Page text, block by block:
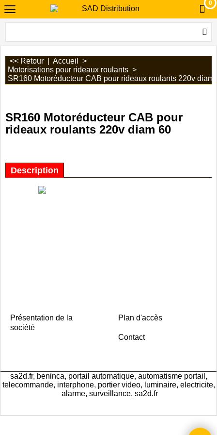
0
<< Retour Accueil
>
Motorisations pour rideaux roulants >
SR160 Motoréducteur CAB pour rideaux roulants 220v diam
SR160 Motoréducteur CAB pour
rideaux roulants 220v diam 60
Description
Présentation de la
société
Plan d'accès
Contact
sa2d.fr, beninca, portail automatique, automatisme portail,
telecommande, interphone, portier video, luminaire, electricite,
alarme, surveillance, sa2d.fr